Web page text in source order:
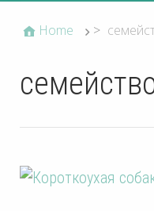
Home >